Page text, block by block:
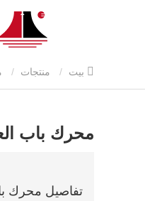
منتجات
محرك باب
تفاصيل محرك